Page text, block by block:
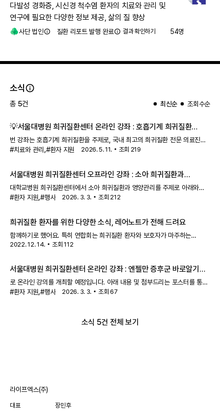
다발성 경화증, 시신경 척수염 환자의 치료와 관리 및
연구에 필요한 다양한 정보 제공, 삶의 질 향상
사단 법인 질환 리포트 발행 완료 결과 확인하기 54명
소식
총 5건 최신순 조회수순
💡서울대병원 희귀질환센터 온라인 강좌 : 호흡기계 희귀질환
바로알기 (6/29~7/5)
번 강좌는 호흡기계 희귀질환을 주제로, 국내 최고의 희귀질환 전문 의료진이
직접 강의를 진행합니다.
행사명 : 호흡기계 희귀질환 바로알기 일시 :
#치료와 관리 ,#환자 지원 2026. 5. 11. 조회 219
서울대병원 희귀질환센터 오프라인 강좌 : 소아 희귀질환과
영양관리 공개강좌 (4/24, 금)
대학교병원 희귀질환센터에서 소아 희귀질환과 영양관리를 주제로 아래와
같이 오프라인 공개강좌를 개최합니다.행사
#환자 지원,#행사 2026. 3. 3. 조회 212
희귀질환 환자를 위한 다양한 소식, 레어노트가 전해 드려요
함께하기로 했어요. 특히 연합회는 희귀질환 환자와 보호자가 마주하는
어려움을 해결하고자 의료비 지원, 문화
2022. 12. 14. 조회112
서울대병원 희귀질환센터 온라인 강좌 : 엔젤만 증후군 바로알기
(3/30~4/5)
로 온라인 강의를 개최할 예정입니다. 아래 내용 및 첨부드리는 포스터를 통해
자세한 내용 확인 바랍니다.행사 명 : 2026 희귀질환자와 가족을 위한 온라인
#환자 지원,#행사 2026. 3. 3. 조회67
소식 5건 전체 보기
라이프엑스(주)
대표 장민후